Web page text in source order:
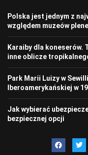
Polska jest jednym z
względem muzeów
Karaiby dla koneserów.
inne oblicze
Park Marii Luizy w
Iberoamerykańskiej w
Jak wybierać
bezpiecznej opcji